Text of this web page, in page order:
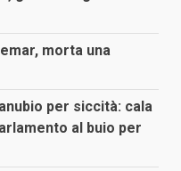
morta una
per siccità: cala
al buio per